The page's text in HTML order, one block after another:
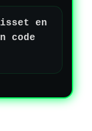
en
code